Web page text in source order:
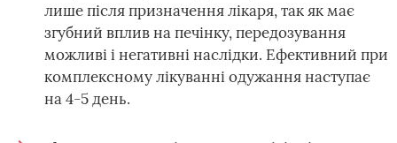
лише після призначення лікаря, так як має
згубний вплив на печінку, передозування
можливі і негативні наслідки. Ефективний при
комплексному лікуванні одужання наступає
на 4-5 день.